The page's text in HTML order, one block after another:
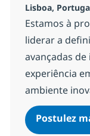
Localisation
Lisboa,
Estamos à
liderar a
avançadas
experiência
ambiente
Postulez